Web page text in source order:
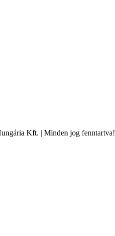
Kft. | Minden jog fenntartva!